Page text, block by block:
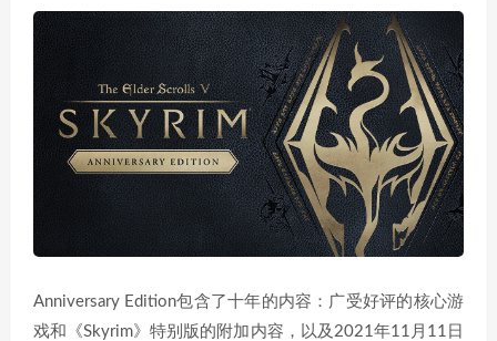
Anniversary Edition包含了十年的内容：广受好评的核心游
戏和《Skyrim》特别版的附加内容，以及2021年11月11日